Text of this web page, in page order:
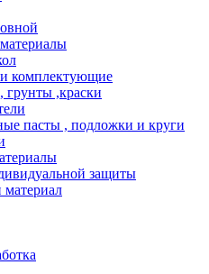
комплектующие
грунты ,краски
пасты , подложки и круги
защиты